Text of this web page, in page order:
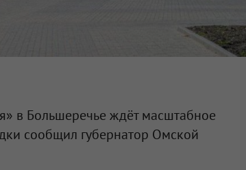
в Большеречье ждёт масштабное
сообщил губернатор Омской